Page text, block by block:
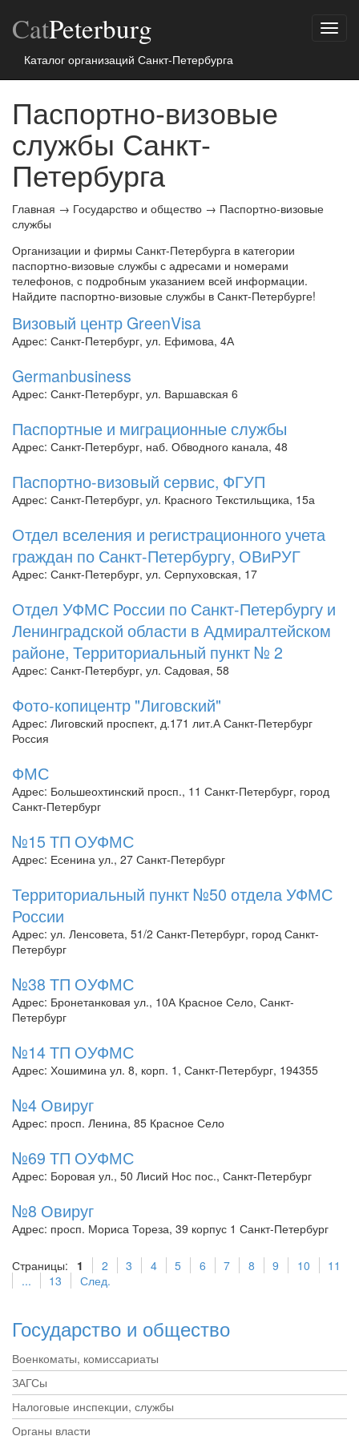
CatPeterburg
Каталог организаций Санкт-Петербурга
Паспортно-визовые
службы Санкт-
Петербурга
Главная → Государство и общество → Паспортно-визовые
службы
Организации и фирмы Санкт-Петербурга в категории
паспортно-визовые службы с адресами и номерами
телефонов, с подробным указанием всей информации.
Найдите паспортно-визовые службы в Санкт-Петербурге!
Визовый центр GreenVisa
Адрес: Санкт-Петербург, ул. Ефимова, 4А
Germanbusiness
Адрес: Санкт-Петербург, ул. Варшавская 6
Паспортные и миграционные службы
Адрес: Санкт-Петербург, наб. Обводного канала, 48
Паспортно-визовый сервис, ФГУП
Адрес: Санкт-Петербург, ул. Красного Текстильщика, 15а
Отдел вселения и регистрационного учета
граждан по Санкт-Петербургу, ОВиРУГ
Адрес: Санкт-Петербург, ул. Серпуховская, 17
Отдел УФМС России по Санкт-Петербургу и
Ленинградской области в Адмиралтейском
районе, Территориальный пункт № 2
Адрес: Санкт-Петербург, ул. Садовая, 58
Фото-копицентр "Лиговский"
Адрес: Лиговский проспект, д.171 лит.А Санкт-Петербург
Россия
ФМС
Адрес: Большеохтинский просп., 11 Санкт-Петербург, город
Санкт-Петербург
№15 ТП ОУФМС
Адрес: Есенина ул., 27 Санкт-Петербург
Территориальный пункт №50 отдела УФМС
России
Адрес: ул. Ленсовета, 51/2 Санкт-Петербург, город Санкт-
Петербург
№38 ТП ОУФМС
Адрес: Бронетанковая ул., 10А Красное Село, Санкт-
Петербург
№14 ТП ОУФМС
Адрес: Хошимина ул. 8, корп. 1, Санкт-Петербург, 194355
№4 Овируг
Адрес: просп. Ленина, 85 Красное Село
№69 ТП ОУФМС
Адрес: Боровая ул., 50 Лисий Нос пос., Санкт-Петербург
№8 Овируг
Адрес: просп. Мориса Тореза, 39 корпус 1 Санкт-Петербург
Страницы: 1 2 3 4 5 6 7 8 9 10
11
...
13 След.
Государство и общество
Военкоматы, комиссариаты
ЗАГСы
Налоговые инспекции, службы
Органы власти